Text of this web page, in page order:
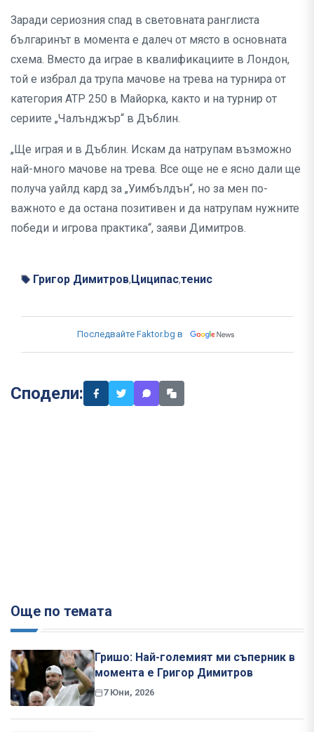
Заради сериозния спад в световната ранглиста
българинът в момента е далеч от място в основната
схема. Вместо да играе в квалификациите в Лондон,
той е избрал да трупа мачове на трева на турнира от
категория ATP 250 в Майорка, както и на турнир от
сериите „Чалънджър“ в Дъблин.
„Ще играя и в Дъблин. Искам да натрупам възможно
най-много мачове на трева. Все още не е ясно дали ще
получа уайлд кард за „Уимбълдън“, но за мен по-
важното е да остана позитивен и да натрупам нужните
победи и игрова практика“, заяви Димитров.
Григор Димитров, Циципас,тенис
Последвайте Faktor.bg в
Сподели:
Още по темата
Гришо: Най-големият ми съперник в
момента е Григор Димитров
7 Юни, 2026